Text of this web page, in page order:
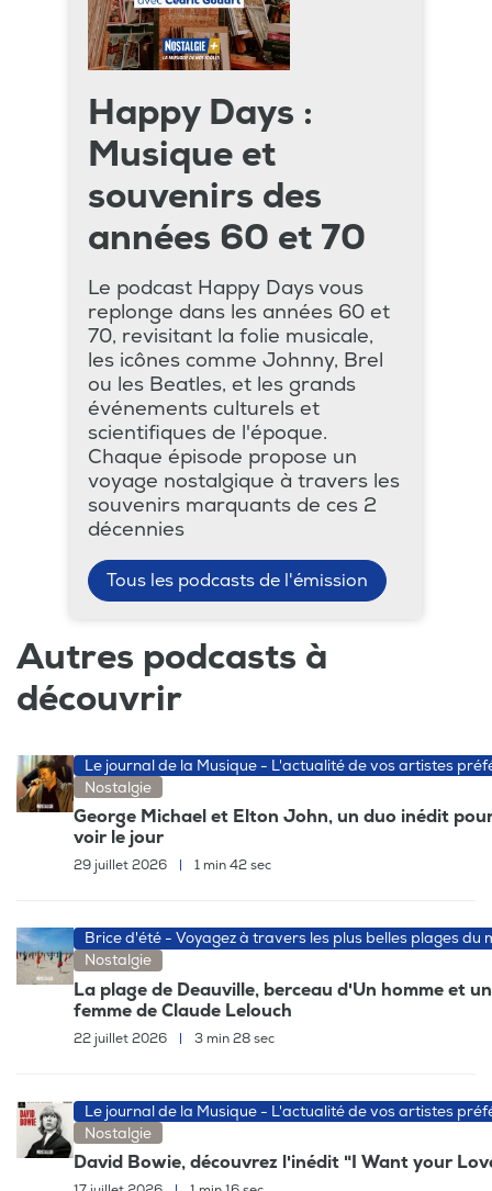
Happy Days :
Musique et
souvenirs des
années 60 et 70
Le podcast Happy Days vous
replonge dans les années 60 et
70, revisitant la folie musicale,
les icônes comme Johnny, Brel
ou les Beatles, et les grands
événements culturels et
scientifiques de l'époque.
Chaque épisode propose un
voyage nostalgique à travers les
souvenirs marquants de ces 2
décennies
Tous les podcasts de l'émission
Autres podcasts à
découvrir
Le journal de la Musique - L'actualité de vos artistes
Nostalgie
George Michael et Elton John, un duo inédit
voir le jour
29 juillet 2026 1 min 42 sec
Brice d'été - Voyagez à travers les plus belles plages du
Nostalgie
La plage de Deauville, berceau d'Un homme et
femme de Claude Lelouch
22 juillet 2026 | 3 min 28 sec
Le journal de la Musique - L'actualité de vos artistes
Nostalgie
David Bowie, découvrez l'inédit "I Want your